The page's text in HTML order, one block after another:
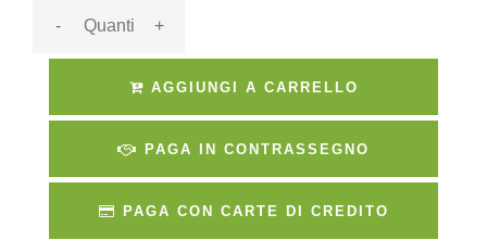
- +
AGGIUNGI A CARRELLO
PAGA IN CONTRASSEGNO
PAGA CON CARTE DI CREDITO